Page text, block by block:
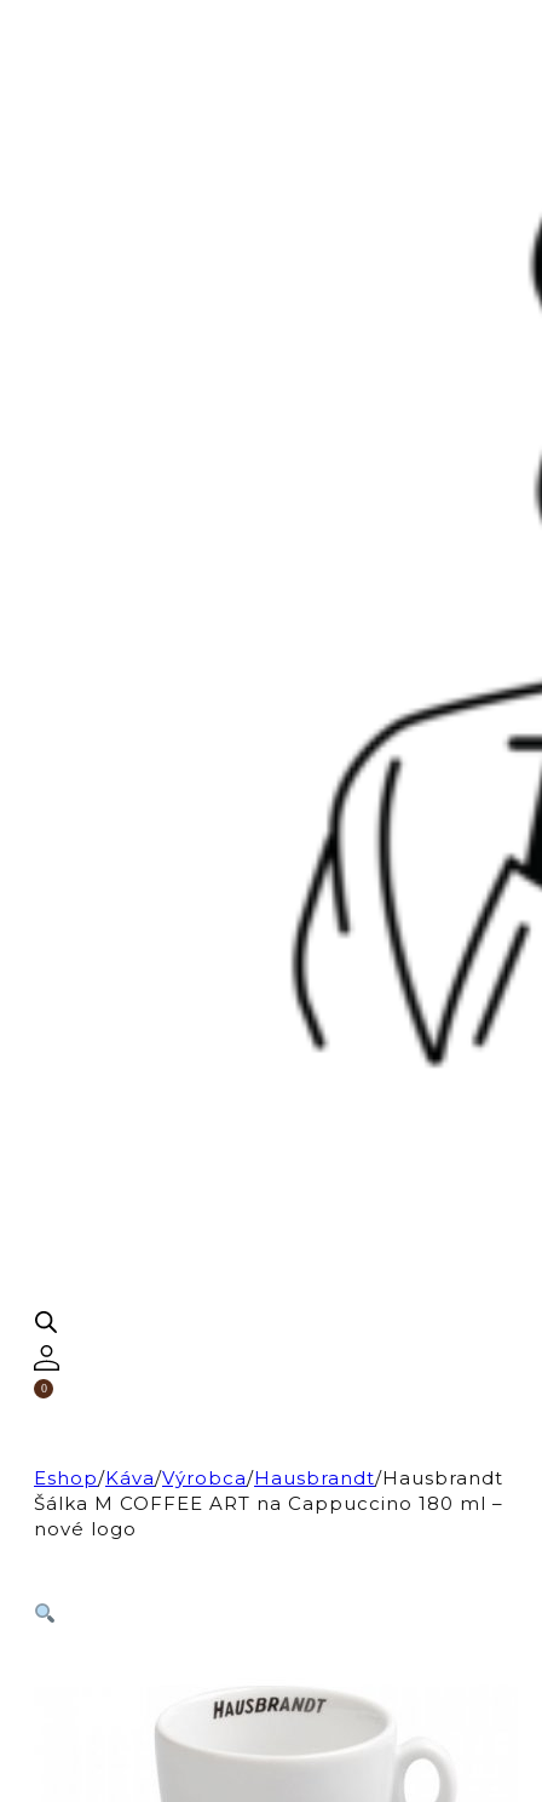
0
Eshop/Káva/Výrobca/Hausbrandt/Hausbrandt
Šálka M COFFEE ART na Cappuccino 180 ml –
nové logo